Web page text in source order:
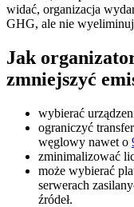
widać, organizacja
GHG, ale nie
Jak
zmniejszyć
wybierać
ograniczyć
węglowy nawet o
zminimalizować
może wybierać
serwerach
źródeł.